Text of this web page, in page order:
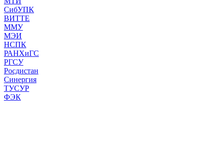
СибУПК
ВИТТЕ
ММУ
МЭИ
НСПК
РАНХиГС
РГСУ
Росдистан
Синергия
ТУСУР
ФЭК